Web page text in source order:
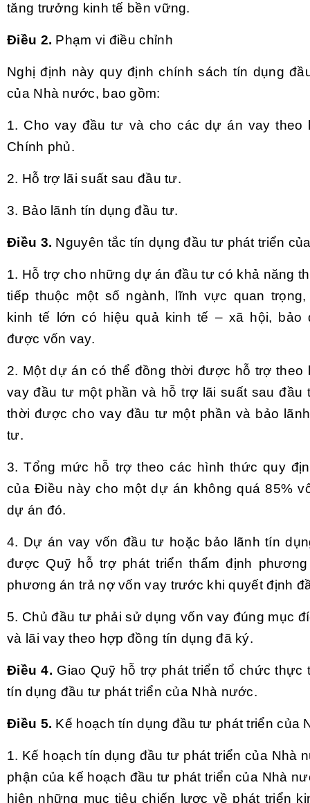
tăng trưởng kinh tế bền vững.
Điều 2. Phạm vi điều chỉnh
Nghị định này quy định chính sách tín dụng
của Nhà nước, bao gồm:
1. Cho vay đầu tư và cho các dự án vay theo
Chính phủ.
2. Hỗ trợ lãi suất sau đầu tư.
3. Bảo lãnh tín dụng đầu tư.
Điều 3. Nguyên tắc tín dụng đầu tư phát triển
1. Hỗ trợ cho những dự án đầu tư có khả năng
tiếp thuộc một số ngành, lĩnh vực quan
kinh tế lớn có hiệu quả kinh tế – xã hội, bảo
được vốn vay.
2. Một dự án có thể đồng thời được hỗ trợ theo
vay đầu tư một phần và hỗ trợ lãi suất sau đầu
thời được cho vay đầu tư một phần và bảo
tư.
3. Tổng mức hỗ trợ theo các hình thức quy
của Điều này cho một dự án không quá 85%
dự án đó.
4. Dự án vay vốn đầu tư hoặc bảo lãnh tín
được Quỹ hỗ trợ phát triển thẩm định
phương án trả nợ vốn vay trước khi quyết định
5. Chủ đầu tư phải sử dụng vốn vay đúng mục
và lãi vay theo hợp đồng tín dụng đã ký.
Điều 4. Giao Quỹ hỗ trợ phát triển tổ chức thực
tín dụng đầu tư phát triển của Nhà nước.
Điều 5. Kế hoạch tín dụng đầu tư phát triển của
1. Kế hoạch tín dụng đầu tư phát triển của Nhà
phận của kế hoạch đầu tư phát triển của Nhà
hiện những mục tiêu chiến lược về phát triển